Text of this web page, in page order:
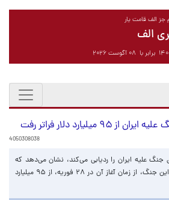
جز الف قامت یار
الف
میلیارد دلار فراتر رفت
4050308038
جنگ علیه ایران را ردیابی می‌کند، نشان می‌دهد که
هزینه‌های ایالات متحده برای این جنگ، از زمان آغاز آن در ۲۸ فوریه، از ۹۵ میلیارد